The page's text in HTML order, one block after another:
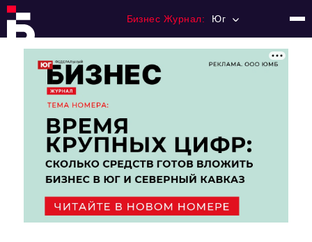
Бизнес Журнал: Юг
Франчайзинг
Номера журнала
Категории:
Финансы